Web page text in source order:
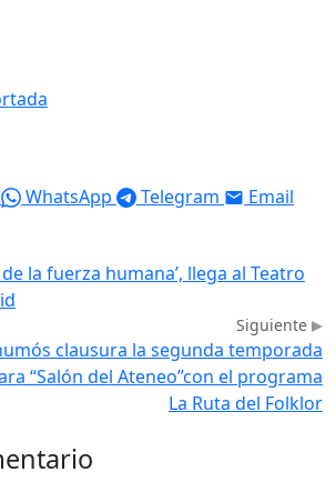
WhatsApp Telegram Email
la fuerza humana’, llega al Teatro
Siguiente
clausura la segunda temporada
“Salón del Ateneo”con el programa
La Ruta del Folklor